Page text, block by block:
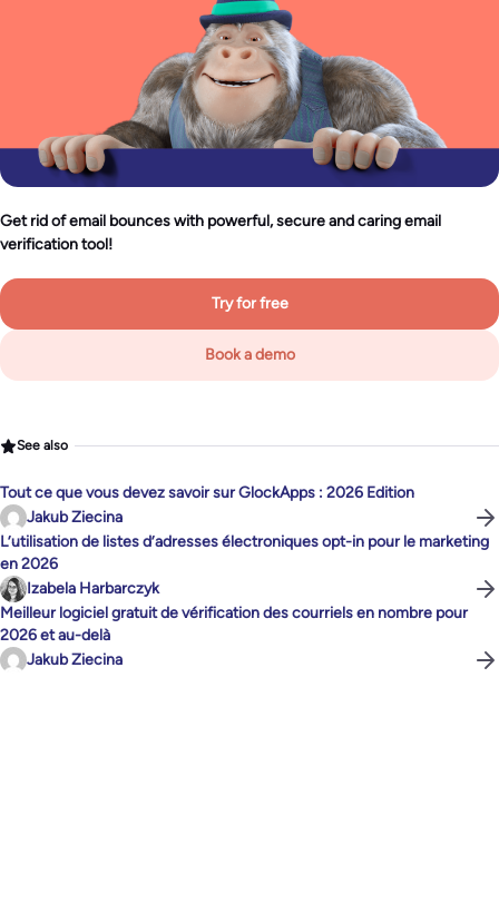
Get rid of email bounces with powerful, secure and caring email
verification tool!
Try for free
Book a demo
See also
Tout ce que vous devez savoir sur GlockApps : 2026 Edition
Jakub Ziecina
L’utilisation de listes d’adresses électroniques opt-in pour le marketing
en 2026
Izabela Harbarczyk
Meilleur logiciel gratuit de vérification des courriels en nombre pour
2026 et au-delà
Jakub Ziecina